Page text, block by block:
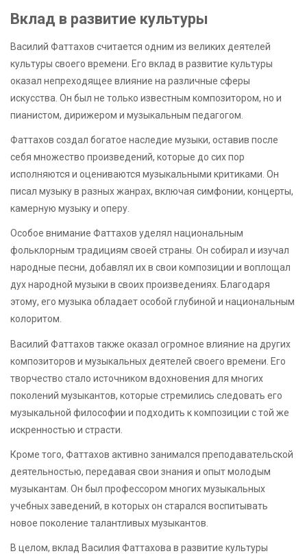
Вклад в развитие культуры
Василий Фаттахов считается одним из великих деятелей
культуры своего времени. Его вклад в развитие культуры
оказал непреходящее влияние на различные сферы
искусства. Он был не только известным композитором, но и
пианистом, дирижером и музыкальным педагогом.
Фаттахов создал богатое наследие музыки, оставив после
себя множество произведений, которые до сих пор
исполняются и оцениваются музыкальными критиками. Он
писал музыку в разных жанрах, включая симфонии, концерты,
камерную музыку и оперу.
Особое внимание Фаттахов уделял национальным
фольклорным традициям своей страны. Он собирал и изучал
народные песни, добавлял их в свои композиции и воплощал
дух народной музыки в своих произведениях. Благодаря
этому, его музыка обладает особой глубиной и национальным
колоритом.
Василий Фаттахов также оказал огромное влияние на других
композиторов и музыкальных деятелей своего времени. Его
творчество стало источником вдохновения для многих
поколений музыкантов, которые стремились следовать его
музыкальной философии и подходить к композиции с той же
искренностью и страсти.
Кроме того, Фаттахов активно занимался преподавательской
деятельностью, передавая свои знания и опыт молодым
музыкантам. Он был профессором многих музыкальных
учебных заведений, в которых он старался воспитывать
новое поколение талантливых музыкантов.
В целом, вклад Василия Фаттахова в развитие культуры